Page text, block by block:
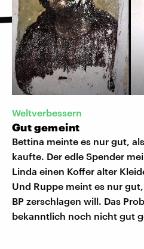
Weltverbessern
Gut gemeint
Bettina meinte es nur gut,
kaufte. Der edle Spender
Linda einen Koffer alter
Und Ruppe meint es nur
BP zerschlagen will. Das
bekanntlich noch nicht gut